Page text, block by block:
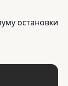
остановки